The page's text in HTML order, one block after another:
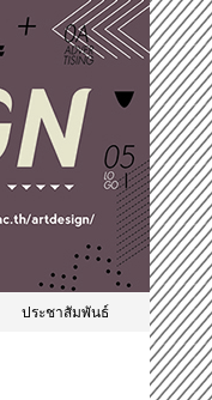
ประชาสัมพันธ์